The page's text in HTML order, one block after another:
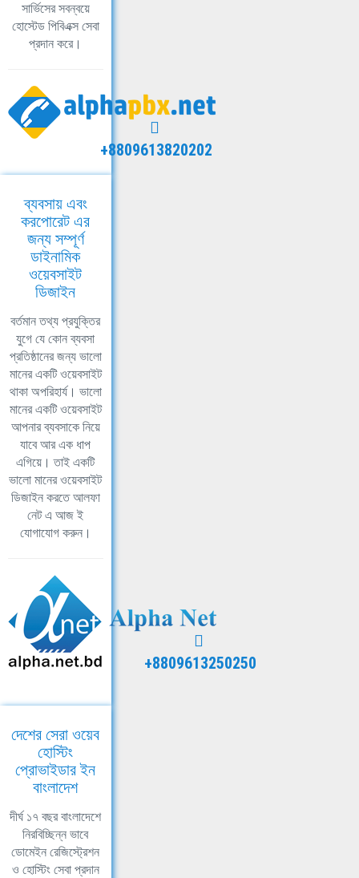
সার্ভিসের সবন্বয়ে
হোস্টেড পিবিএক্স সেবা
প্রদান করে।
+8809613820202
ব্যবসায় এবং
করপোরেট এর
জন্য সম্পূর্ণ
ডাইনামিক
ওয়েবসাইট
ডিজাইন
বর্তমান তথ্য প্রযুক্তির
যুগে যে কোন ব্যবসা
প্রতিষ্ঠানের জন্য ভালো
মানের একটি ওয়েবসাইট
থাকা অপরিহার্য। ভালো
মানের একটি ওয়েবসাইট
আপনার ব্যবসাকে নিয়ে
যাবে আর এক ধাপ
এগিয়ে। তাই একটি
ভালো মানের ওয়েবসাইট
ডিজাইন করতে আলফা
নেট এ আজ ই
যোগাযোগ করুন।
+8809613250250
দেশের সেরা ওয়েব
হোস্টিং
প্রোভাইডার ইন
বাংলাদেশ
দীর্ঘ ১৭ বছর বাংলাদেশে
নিরবিচ্ছিন্ন ভাবে
ডোমেইন রেজিস্ট্রেশন
ও হোস্টিং সেবা প্রদান